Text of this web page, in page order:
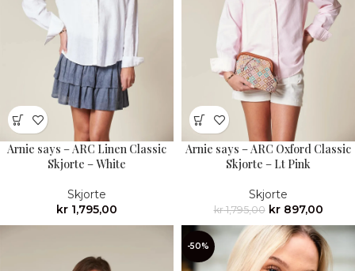
Arnie says – ARC Linen Classic
Skjorte – White
Skjorte
kr 1,795,00
Arnie says – ARC Oxford Classic
Skjorte – Lt Pink
Skjorte
kr1,795,00 kr897,00
-50%